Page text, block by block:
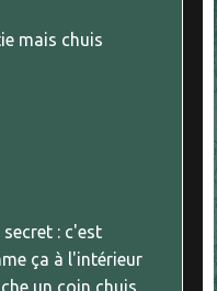
mais chuis
: c'est
ça à l'intérieur
un coin chuis